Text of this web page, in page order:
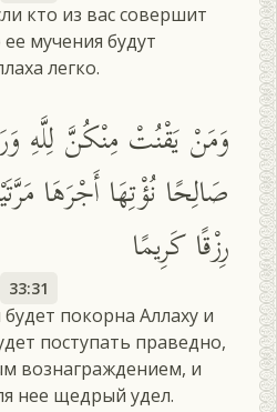
кто из вас совершит
мучения будут
легко.
وَمَنْ يَقْنُتْ مِنْكُنَّ لِلَّهِ
صَالِحًا نُؤْتِهَا أَجْرَهَا
رِزْقًا كَرِيمًا
33:31
покорна Аллаху и
поступать праведно,
вознаграждением, и
нее щедрый удел.